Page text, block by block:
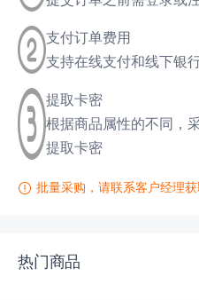
支付订单费用
支持在线支付和线下银
提取卡密
根据商品属性的不同，
提取卡密
批量采购，请联系客户经理
热门商品